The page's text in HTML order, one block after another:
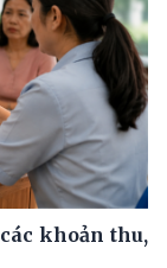
khoản thu,